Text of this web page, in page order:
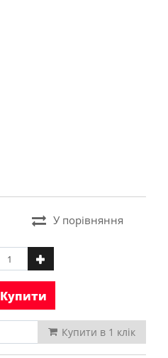
У порівняння
Купити
Купити в 1 клiк